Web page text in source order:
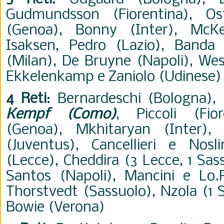
Gudmundsson (Fiorentina),
(Genoa), Bonny (Inter),
Isaksen, Pedro (Lazio), Banda
(Milan), De Bruyne (Napoli),
Ekkelenkamp e Zaniolo (Udinese)
4 Reti: Bernardeschi (Bologna),
Kempf (Como), Piccoli
(Genoa), Mkhitaryan
(Juventus), Cancellieri e
(Lecce), Cheddira (3 Lecce, 1
Santos (Napoli), Mancini e
Thorstvedt (Sassuolo), Nzola (1
Bowie (Verona)